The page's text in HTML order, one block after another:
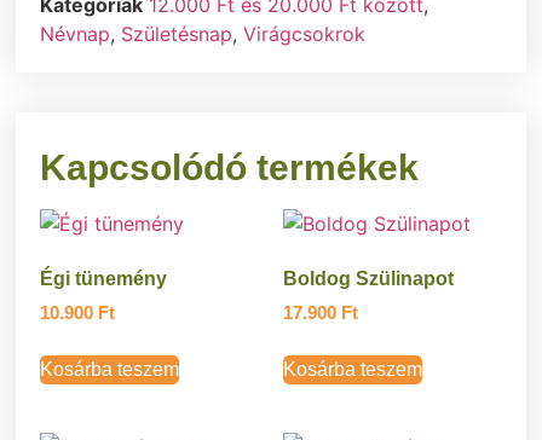
Névnap, Születésnap,Virágcsokrok
Kapcsolódó termékek
Égi tünemény
10.900 Ft
Kosárba teszem
Boldog Szülinapot
17.900 Ft
Kosárba teszem